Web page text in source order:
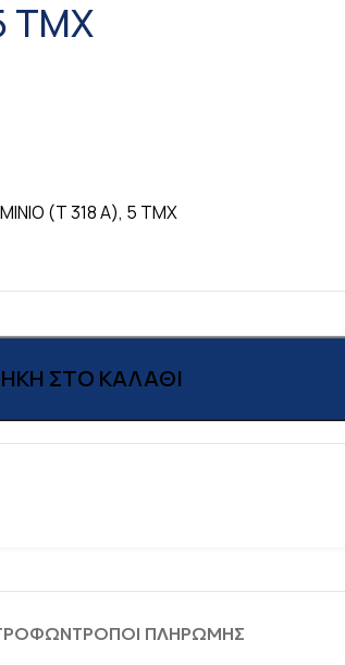
ΤMX
(T 318 A), 5 ΤMX
ΣΤΟ ΚΑΛΆΘΙ
ΤΡΟΠΟΙ ΠΛΗΡΩΜΗΣ